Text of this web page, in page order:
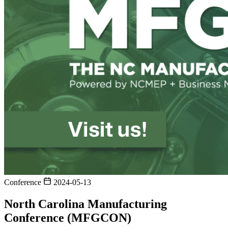
Conference 2024-05-13
North Carolina Manufacturing
Conference (MFGCON)